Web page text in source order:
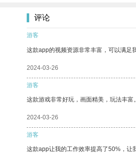
评论
游客
这款app的视频资源非常丰富，可以满足
2024-03-26
游客
这款游戏非常好玩，画面精美，玩法丰富。
2024-03-26
游客
这款app让我的工作效率提高了50%，让